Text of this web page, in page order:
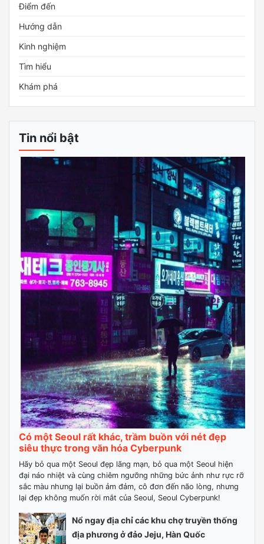
Điểm đến
Hướng dẫn
Kinh nghiệm
Tìm hiểu
Khám phá
Tin nổi bật
Có một Seoul rất khác, trầm buồn với nét đẹp
siêu thực trong văn hóa Cyberpunk
Hãy bỏ qua một Seoul đẹp lãng mạn, bỏ qua một Seoul hiện
đại náo nhiệt và cùng chiêm ngưỡng những bức ảnh như rực rỡ
sắc màu nhưng lại buồn ảm đảm, cô đơn đến não lòng, nhưng
lại đẹp không muốn rời mắt của Seoul, Seoul Cyberpunk!
Nổ ngay địa chỉ các khu chợ truyền thống
địa phương ở đảo Jeju, Hàn Quốc